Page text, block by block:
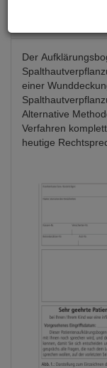
Der
einer
Alternative
Verfahren
heutige